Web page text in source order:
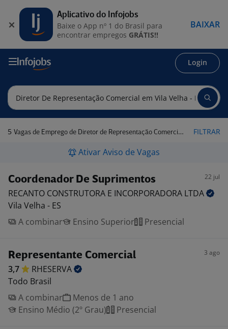
Login
5 Vagas de Emprego de Diretor de Representação Comercial em Vila Velha - ES FILTRAR
Ativar Aviso de Vagas
Coordenador De Suprimentos 22 jul
RECANTO CONSTRUTORA E INCORPORADORA LTDA
Vila Velha - ES
A combinar
Ensino Superior Presencial
Representante Comercial 3 ago
3,7
RHESERVA
Todo Brasil
A combinar
Menos de 1 ano
Ensino Médio (2º Grau)
Presencial
Aplicativo do Infojobs
Baixe o App nº 1 do Brasil para
encontrar empregos GRÁTIS!!
BAIXAR